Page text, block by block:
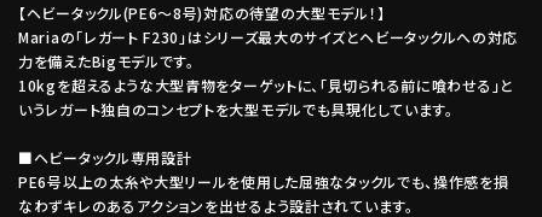
【ヘビータックル(PE6～8号)対応の待望の大型モデル！】
Mariaの「レガート F230」はシリーズ最大のサイズとヘビータックルへの対応
力を備えたBigモデルです。
10kgを超えるような大型青物をターゲットに、「見切られる前に喰わせる」と
いうレガート独自のコンセプトを大型モデルでも具現化しています。
■ヘビータックル専用設計
PE6号以上の太糸や大型リールを使用した屈強なタックルでも、操作感を損
なわずキレのあるアクションを出せるよう設計されています。